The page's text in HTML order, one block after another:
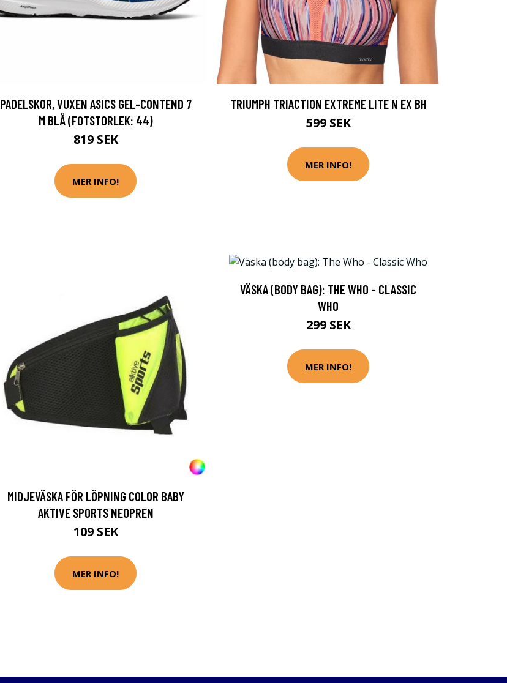
PADELSKOR, VUXEN ASICS GEL-CONTEND 7
M BLÅ (FOTSTORLEK: 44)
819 SEK
MER INFO!
TRIUMPH TRIACTION EXTREME LITE N EX BH
599 SEK
MER INFO!
MIDJEVÄSKA FÖR LÖPNING COLOR BABY
AKTIVE SPORTS NEOPREN
109 SEK
MER INFO!
VÄSKA (BODY BAG): THE WHO - CLASSIC
WHO
299 SEK
MER INFO!